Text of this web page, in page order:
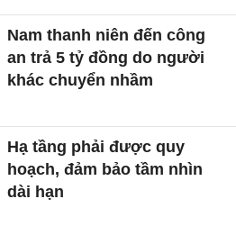
Nam thanh niên đến công
an trả 5 tỷ đồng do người
khác chuyển nhầm
Hạ tầng phải được quy
hoạch, đảm bảo tầm nhìn
dài hạn